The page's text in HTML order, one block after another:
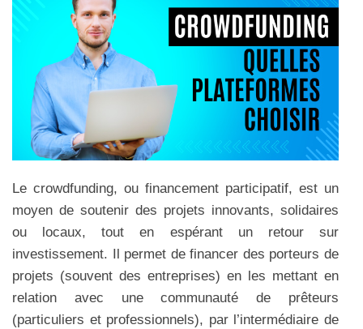
Le crowdfunding, ou financement participatif, est un
moyen de soutenir des projets innovants, solidaires
ou locaux, tout en espérant un retour sur
investissement. Il permet de financer des porteurs de
projets (souvent des entreprises) en les mettant en
relation avec une communauté de prêteurs
(particuliers et professionnels), par l’intermédiaire de